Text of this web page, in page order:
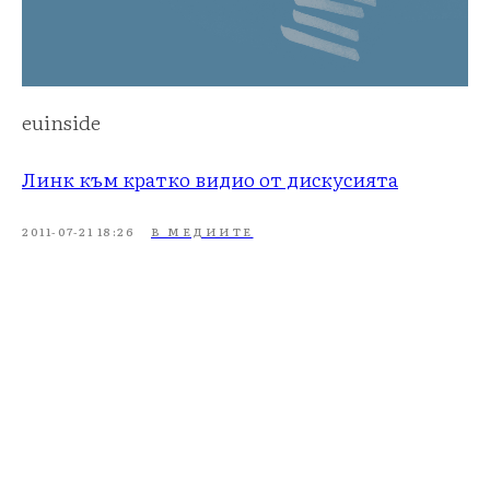
euinside
Линк към кратко видио от дискусията
2011-07-21 18:26 В МЕДИИТЕ